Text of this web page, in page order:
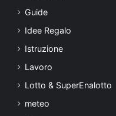
Guide
Idee Regalo
Istruzione
Lavoro
Lotto & SuperEnalotto
meteo